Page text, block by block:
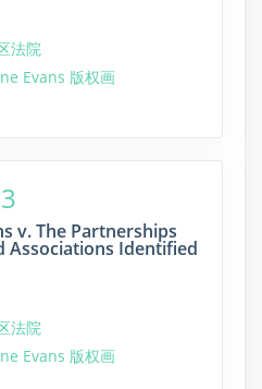
法院
Evans 版权画
v. The Partnerships
Associations Identified
法院
Evans 版权画